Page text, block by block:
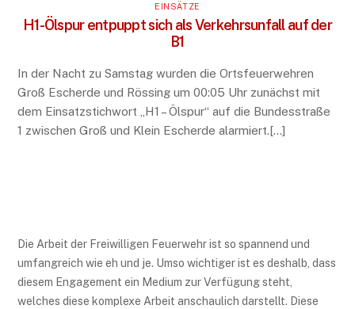
EINSÄTZE
H1-Ölspur entpuppt sich als Verkehrsunfall auf der
B1
In der Nacht zu Samstag wurden die Ortsfeuerwehren
Groß Escherde und Rössing um 00:05 Uhr zunächst mit
dem Einsatzstichwort „H1 – Ölspur“ auf die Bundesstraße
1 zwischen Groß und Klein Escherde alarmiert.[…]
Die Arbeit der Freiwilligen Feuerwehr ist so spannend und
umfangreich wie eh und je. Umso wichtiger ist es deshalb, dass
diesem Engagement ein Medium zur Verfügung steht,
welches diese komplexe Arbeit anschaulich darstellt. Diese